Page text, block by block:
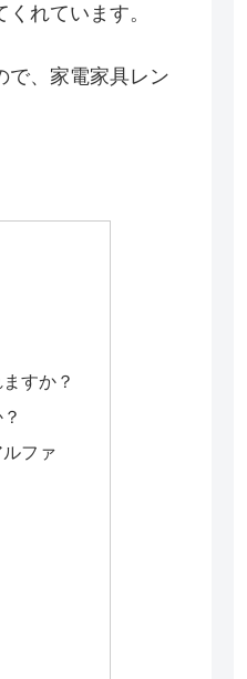
れています。
で、家電家具レン
すか？
ファ